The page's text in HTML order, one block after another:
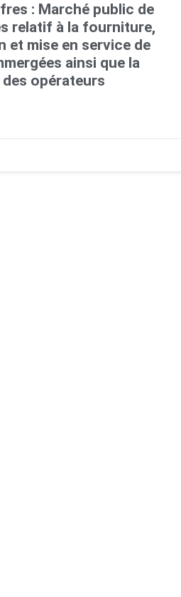
: Marché public de
relatif à la fourniture,
et mise en service de
ainsi que la
opérateurs